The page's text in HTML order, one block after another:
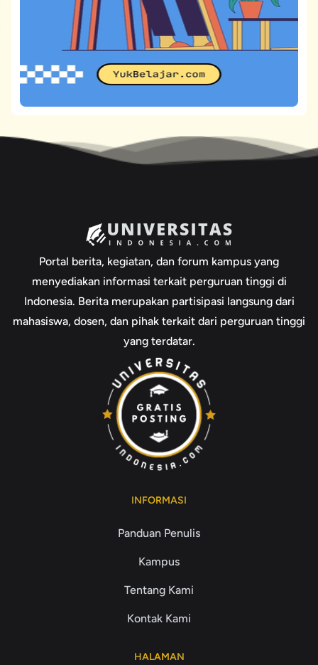
Portal berita, kegiatan, dan forum kampus yang
menyediakan informasi terkait perguruan tinggi di
Indonesia. Berita merupakan partisipasi langsung dari
mahasiswa, dosen, dan pihak terkait dari perguruan tinggi
yang terdatar.
INFORMASI
Panduan Penulis
Kampus
Tentang Kami
Kontak Kami
HALAMAN